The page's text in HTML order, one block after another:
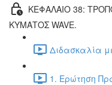
ΚΕΦΑΛΑΙΟ 38:
ΚΥΜΑΤΟΣ WAVE.
Διδασκαλία
1. Ερώτηση